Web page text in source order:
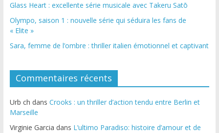
Glass Heart : excellente série musicale avec Takeru Satō
Olympo, saison 1 : nouvelle série qui séduira les fans de
« Elite »
Sara, femme de l’ombre : thriller italien émotionnel et captivant
Commentaires récents
Urb ch dans Crooks : un thriller d’action tendu entre Berlin et
Marseille
Virginie Garcia dans L’ultimo Paradiso: histoire d’amour et de